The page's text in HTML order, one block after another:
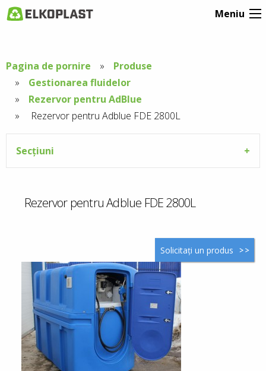
Meniu
Pagina de pornire
Produse
Gestionarea fluidelor
Rezervor pentru AdBlue
Aktuální
stránka:
Rezervor pentru Adblue FDE 2800L
Secțiuni
Rezervor pentru Adblue FDE 2800L
Solicitați un produs